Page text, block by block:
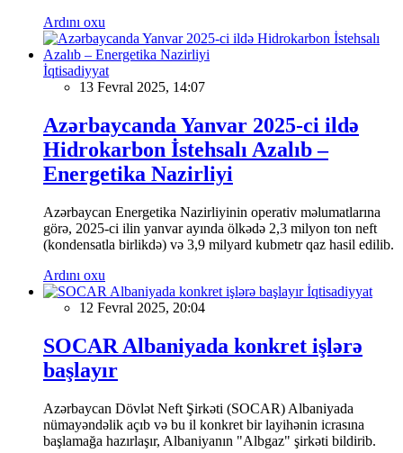
Ardını oxu
İqtisadiyyat
13 Fevral 2025, 14:07
Azərbaycanda Yanvar 2025-ci ildə
Hidrokarbon İstehsalı Azalıb –
Energetika Nazirliyi
Azərbaycan Energetika Nazirliyinin operativ məlumatlarına
görə, 2025-ci ilin yanvar ayında ölkədə 2,3 milyon ton neft
(kondensatla birlikdə) və 3,9 milyard kubmetr qaz hasil edilib.
Ardını oxu
İqtisadiyyat
12 Fevral 2025, 20:04
SOCAR Albaniyada konkret işlərə
başlayır
Azərbaycan Dövlət Neft Şirkəti (SOCAR) Albaniyada
nümayəndəlik açıb və bu il konkret bir layihənin icrasına
başlamağa hazırlaşır, Albaniyanın "Albgaz" şirkəti bildirib.